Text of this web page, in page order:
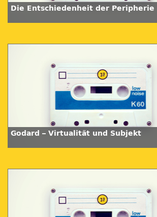
Die Entschiedenheit der Peripherie
Godard – Virtualität und Subjekt